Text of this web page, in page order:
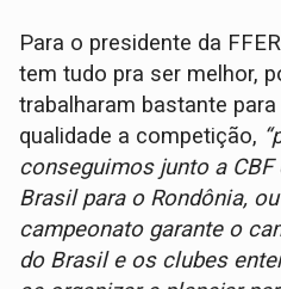
Para o presidente da
tem tudo pra ser melhor,
trabalharam bastante
qualidade a competição,
conseguimos junto a
Brasil para o Rondônia,
campeonato garante o
do Brasil e os clubes